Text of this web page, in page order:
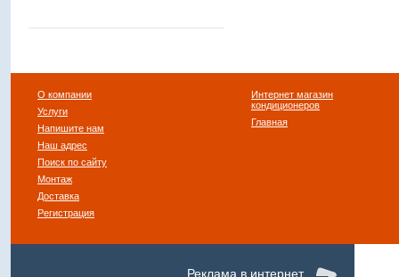
О компании
Услуги
Напишите нам
Наш адрес
Поиск по сайту
Монтаж
Доставка
Регистрация
Интернет магазин
кондиционеров
Главная
Реклама в интернет.